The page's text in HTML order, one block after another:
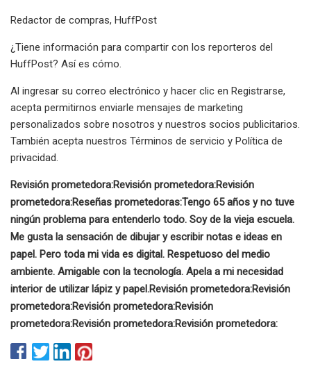
Redactor de compras, HuffPost
¿Tiene información para compartir con los reporteros del
HuffPost? Así es cómo.
Al ingresar su correo electrónico y hacer clic en Registrarse,
acepta permitirnos enviarle mensajes de marketing
personalizados sobre nosotros y nuestros socios publicitarios.
También acepta nuestros Términos de servicio y Política de
privacidad.
Revisión prometedora:Revisión prometedora:Revisión
prometedora:Reseñas prometedoras:Tengo 65 años y no tuve
ningún problema para entenderlo todo. Soy de la vieja escuela.
Me gusta la sensación de dibujar y escribir notas e ideas en
papel. Pero toda mi vida es digital. Respetuoso del medio
ambiente. Amigable con la tecnología. Apela a mi necesidad
interior de utilizar lápiz y papel.Revisión prometedora:Revisión
prometedora:Revisión prometedora:Revisión
prometedora:Revisión prometedora:Revisión prometedora: